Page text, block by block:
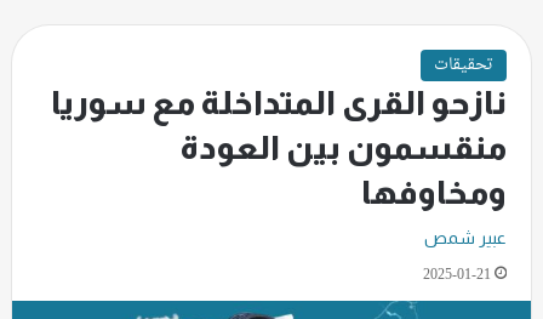
تحقيقات
نازحو القرى المتداخلة مع سوريا
منقسمون بين العودة
ومخاوفها
عبير شمص
2025-01-21